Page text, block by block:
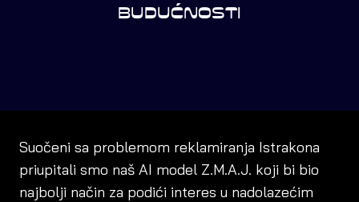
BUDUĆNOSTI
Suočeni sa problemom reklamiranja Istrakona
priupitali smo naš AI model Z.M.A.J. koji bi bio
najbolji način za podići interes u nadolazećim